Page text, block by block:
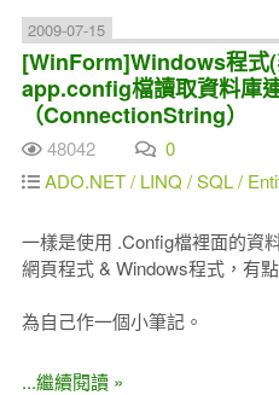
2009-07-15
[WinForm]Windows程式
app.config檔讀取資料庫
（ConnectionString）
48042
0
ADO.NET / LINQ / SQL /
一樣是使用 .Config檔裡面的資
網頁程式 & Windows程式，有
為自己作一個小筆記。
...繼續閱讀 »